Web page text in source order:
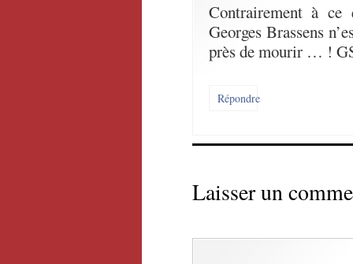
Contrairement à
Georges Brassens
près de mourir … !
Répondre
Laisser un